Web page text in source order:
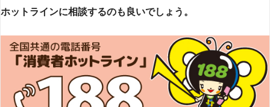
ホットラインに相談するのも良いでしょう。